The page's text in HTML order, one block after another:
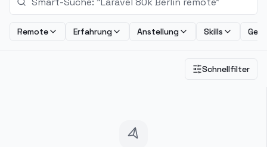
Remote Erfahrung Anstellung Skills
Schnellfilter